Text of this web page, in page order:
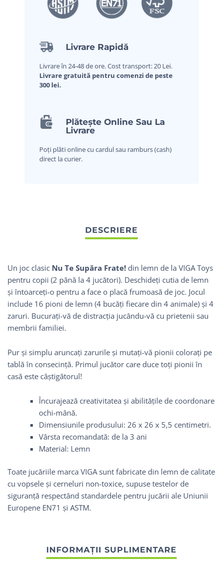
Livrare Rapidă
Livrare în 24-48 de ore. Cost transport: 20 Lei.
Livrare gratuită pentru comenzi de peste
300 lei.
Plătește Online Sau La
Livrare
Poți plăti online cu cardul sau ramburs (cash)
direct la curier.
Un joc clasic Nu Te Supăra Frate! din lemn de la VIGA Toys
pentru copii (2 până la 4 jucători). Deschideți cutia de lemn
și întoarceți-o pentru a face o placă frumoasă de joc. Jocul
include 16 pioni de lemn (4 bucăți fiecare din 4 animale) și 4
zaruri. Bucurați-vă de distracția jucându-vă cu prietenii sau
membrii familiei.
Pur și simplu aruncați zarurile și mutați-vă pionii colorați pe
tablă în consecință. Primul jucător care duce toți pionii în
casă este câștigătorul!
Încurajează creativitatea și abilitățile de coordonare
ochi-mână.
Dimensiunile produsului: 26 x 26 x 5,5 centimetri.
Vârsta recomandată: de la 3 ani
Material: Lemn
Toate jucăriile marca VIGA sunt fabricate din lemn de calitate
cu vopsele și cerneluri non-toxice, supuse testelor de
siguranță respectând standardele pentru jucării ale Uniunii
Europene EN71 și ASTM.